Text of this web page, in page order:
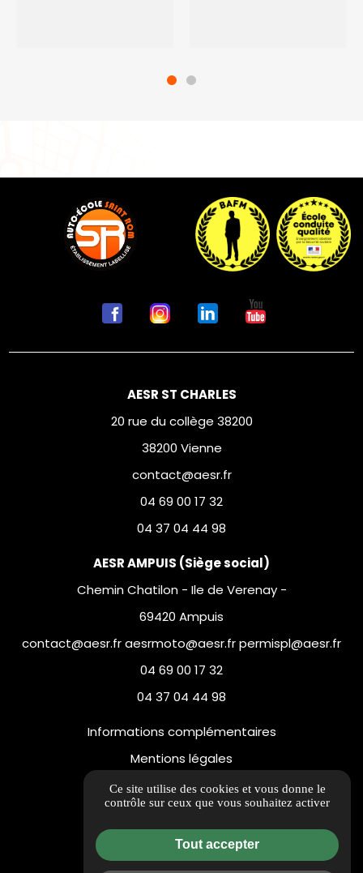
AESR ST CHARLES
20 rue du collège 38200
38200 Vienne
contact@aesr.fr
04 69 00 17 32
04 37 04 44 98
AESR AMPUIS (Siège social)
Chemin Chatilon - Ile de Verenay -
69420 Ampuis
contact@aesr.fr aesrmoto@aesr.fr permispl@aesr.fr
04 69 00 17 32
04 37 04 44 98
Informations complémentaires
Mentions légales
Politique de confidentialité
Flux RSS
Gestion des cookies
Ce site utilise des cookies et vous donne le
contrôle sur ceux que vous souhaitez activer
Tout accepter